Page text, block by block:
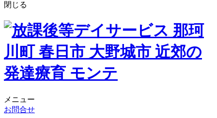
閉じる
メニュー
お問合せ